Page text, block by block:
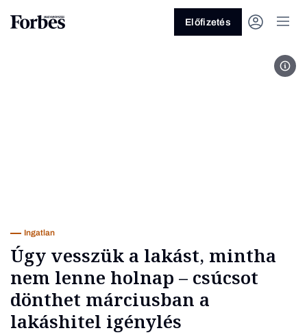
Előfizetés
Ingatlan
Úgy vesszük a lakást, mintha
nem lenne holnap – csúcsot
dönthet márciusban a
lakáshitel igénylés